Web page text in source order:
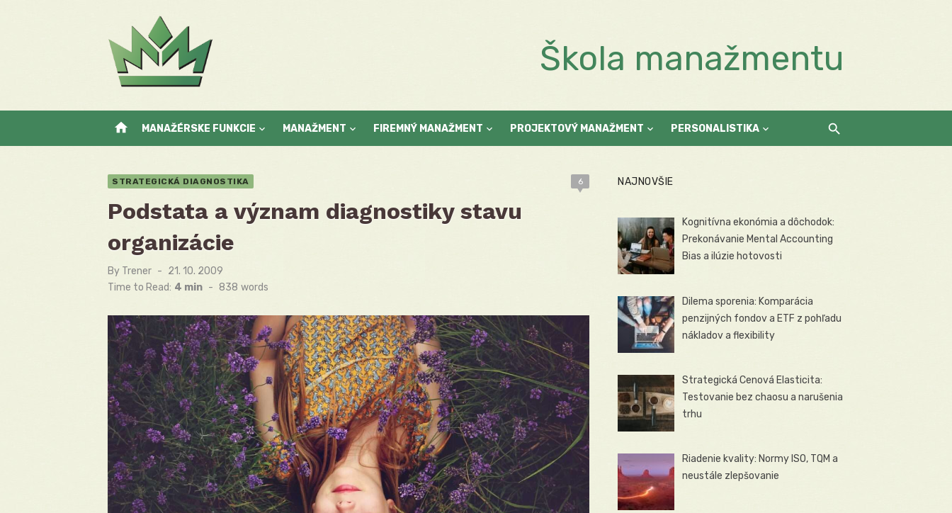
Škola manažmentu
home MANAŽÉRSKE FUNKCIE MANAŽMENT FIREMNÝ MANAŽMENT PROJEKTOVÝ MANAŽMENT PERSONALISTIKA
STRATEGICKÁ DIAGNOSTIKA 6
Podstata a význam diagnostiky stavu
organizácie
By Trener
Posted
on
21. 10. 2009
Time to Read: 4 min - 838 words
NAJNOVŠIE
Kognitívna ekonómia a dôchodok:
Prekonávanie Mental Accounting
Bias a ilúzie hotovosti
Dilema sporenia: Komparácia
penzijných fondov a ETF z pohľadu
nákladov a flexibility
Strategická Cenová Elasticita:
Testovanie bez chaosu a narušenia
trhu
Riadenie kvality: Normy ISO, TQM a
neustále zlepšovanie